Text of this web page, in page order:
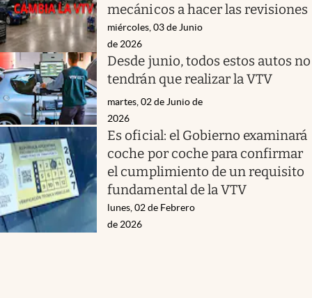
mecánicos a hacer las revisiones
miércoles, 03 de Junio
de 2026
Desde junio, todos estos autos no
tendrán que realizar la VTV
martes, 02 de Junio de
2026
Es oficial: el Gobierno examinará
coche por coche para confirmar
el cumplimiento de un requisito
fundamental de la VTV
lunes, 02 de Febrero
de 2026